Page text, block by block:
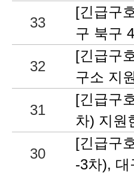
33
[긴급구
구 북구
32
[긴급구
구소 지
31
[긴급구
차) 지원
30
[긴급구
-3차),